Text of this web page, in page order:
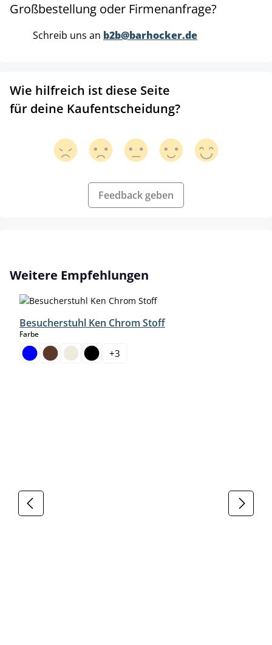
Großbestellung oder Firmenanfrage?
Schreib uns an b2b@barhocker.de
Wie hilfreich ist diese Seite
für deine Kaufentscheidung?
Feedback geben
Produktgalerie überspringen
Weitere Empfehlungen
Besucherstuhl Ken Chrom Stoff
Farbeauswählen
+3